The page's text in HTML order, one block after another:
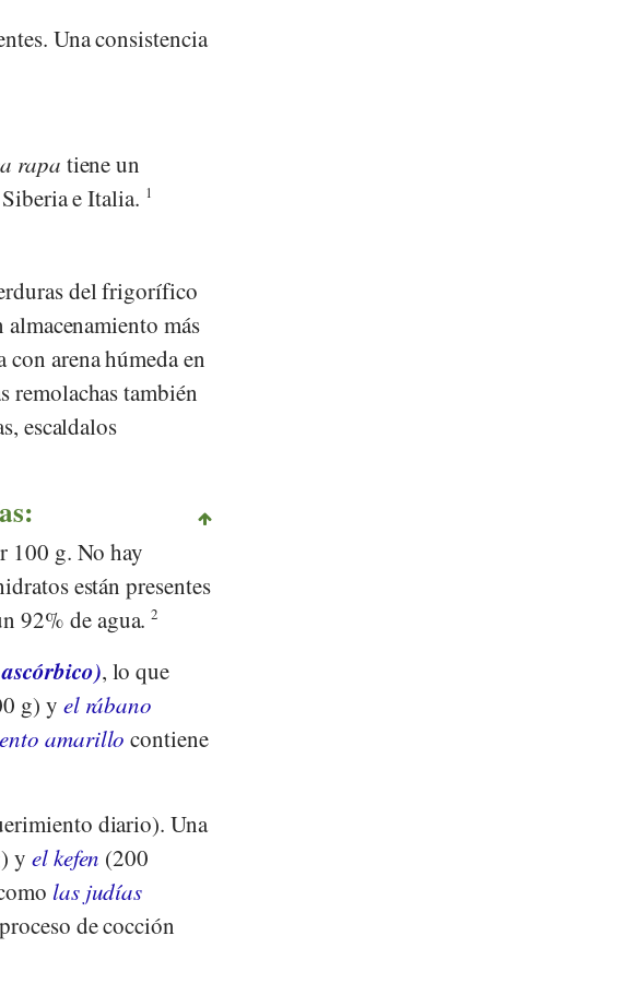
Una consistencia
rapa tiene un
e Italia. 1
del frigorífico
almacenamiento más
arena húmeda en
remolachas también
escaldalos
100 g. No hay
están presentes
92% de agua.2
, lo que
g) y el rábano
amarillo contiene
diario). Una
y el kefen (200
las judías
de cocción